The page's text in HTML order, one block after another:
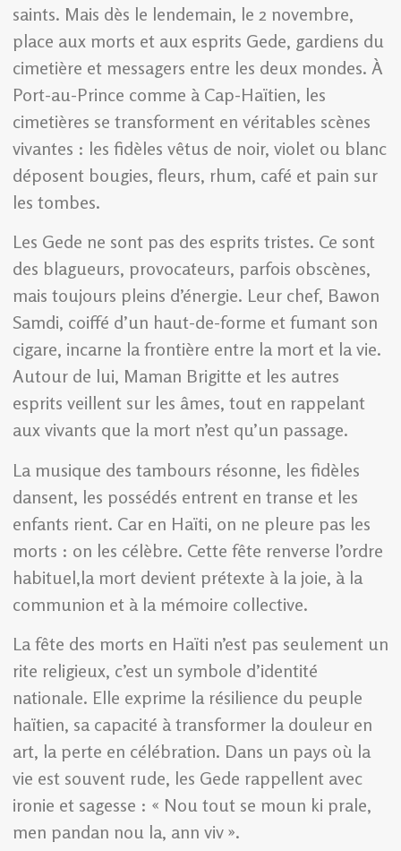
saints. Mais dès le lendemain, le 2 novembre,
place aux morts et aux esprits Gede, gardiens du
cimetière et messagers entre les deux mondes. À
Port-au-Prince comme à Cap-Haïtien, les
cimetières se transforment en véritables scènes
vivantes : les fidèles vêtus de noir, violet ou blanc
déposent bougies, fleurs, rhum, café et pain sur
les tombes.
Les Gede ne sont pas des esprits tristes. Ce sont
des blagueurs, provocateurs, parfois obscènes,
mais toujours pleins d’énergie. Leur chef, Bawon
Samdi, coiffé d’un haut-de-forme et fumant son
cigare, incarne la frontière entre la mort et la vie.
Autour de lui, Maman Brigitte et les autres
esprits veillent sur les âmes, tout en rappelant
aux vivants que la mort n’est qu’un passage.
La musique des tambours résonne, les fidèles
dansent, les possédés entrent en transe et les
enfants rient. Car en Haïti, on ne pleure pas les
morts : on les célèbre. Cette fête renverse l’ordre
habituel,la mort devient prétexte à la joie, à la
communion et à la mémoire collective.
La fête des morts en Haïti n’est pas seulement un
rite religieux, c’est un symbole d’identité
nationale. Elle exprime la résilience du peuple
haïtien, sa capacité à transformer la douleur en
art, la perte en célébration. Dans un pays où la
vie est souvent rude, les Gede rappellent avec
ironie et sagesse : « Nou tout se moun ki prale,
men pandan nou la, ann viv ».